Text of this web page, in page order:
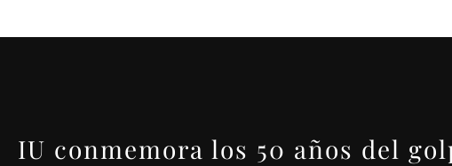
IU conmemora los 50 años del